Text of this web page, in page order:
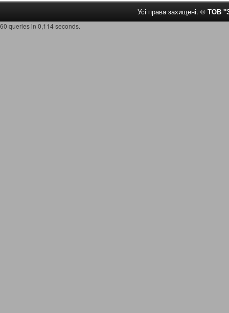
Усі права захищені. © ТОВ
60 queries in 0,114 seconds.